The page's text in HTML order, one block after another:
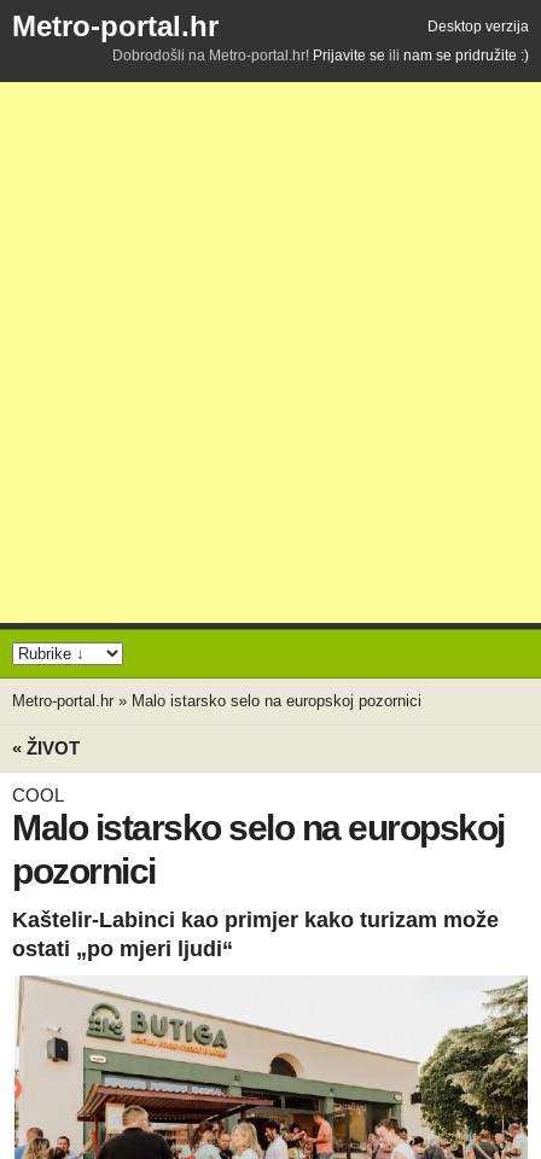
Metro-portal.hr
Desktop verzija
Dobrodošli na Metro-portal.hr! Prijavite se ili nam se pridružite :)
Metro-portal.hr » Malo istarsko selo na europskoj pozornici
« ŽIVOT
COOL
Malo istarsko selo na europskoj
pozornici
Kaštelir‑Labinci kao primjer kako turizam može
ostati „po mjeri ljudi“